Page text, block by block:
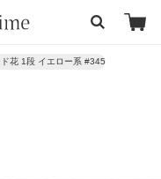
ド花 1段 イエロー系 #345